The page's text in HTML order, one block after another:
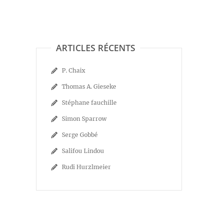
ARTICLES RÉCENTS
P. Chaix
Thomas A. Gieseke
Stéphane fauchille
Simon Sparrow
Serge Gobbé
Salifou Lindou
Rudi Hurzlmeier